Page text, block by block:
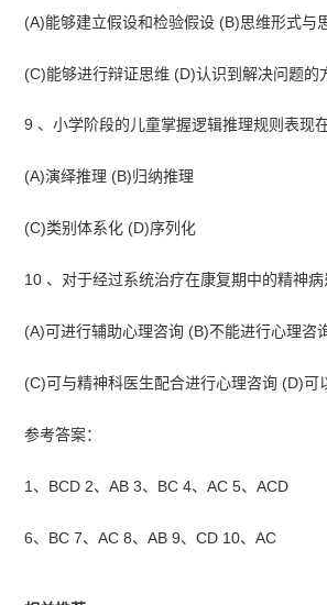
(A)能够建立假设和检验假设 (B)思维形式与
(C)能够进行辩证思维 (D)认识到解决问题的
9 、小学阶段的儿童掌握逻辑推理规则表现在
(A)演绎推理 (B)归纳推理
(C)类别体系化 (D)序列化
10 、对于经过系统治疗在康复期中的精神病
(A)可进行辅助心理咨询 (B)不能进行心理咨
(C)可与精神科医生配合进行心理咨询 (D)可
参考答案：
1、BCD 2、AB 3、BC 4、AC 5、ACD
6、BC 7、AC 8、AB 9、CD 10、AC